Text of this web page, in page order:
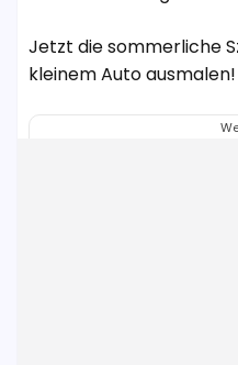
Jetzt die sommerliche
kleinem Auto ausmalen!